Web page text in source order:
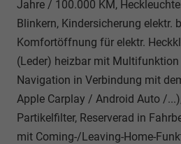
Jahre / 100.000 KM,
Blinkern, Kindersicherung elektr.
Komfortöffnung für elektr.
(Leder) heizbar mit
Navigation in Verbindung mit
Apple Carplay / Android Auto /
Partikelfilter, Reserverad in
mit Coming-/Leaving-Home-